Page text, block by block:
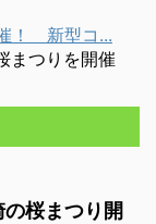
！ 新型コ...
つりを開催
桜まつり開